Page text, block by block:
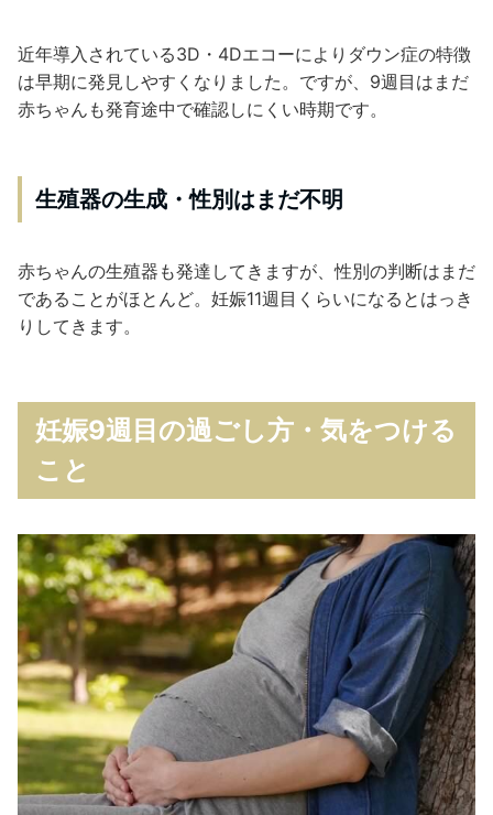
近年導入されている3D・4Dエコーによりダウン症の特徴
は早期に発見しやすくなりました。ですが、9週目はまだ
赤ちゃんも発育途中で確認しにくい時期です。
生殖器の生成・性別はまだ不明
赤ちゃんの生殖器も発達してきますが、性別の判断はまだ
であることがほとんど。妊娠11週目くらいになるとはっき
りしてきます。
妊娠9週目の過ごし方・気をつける
こと